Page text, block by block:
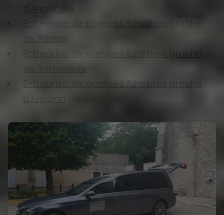
d'Angerville
Entreprise de pompes funèbres proche
Entreprise de pompes funèbres proche
de Sermaises
Entreprise de pompes funèbres proche